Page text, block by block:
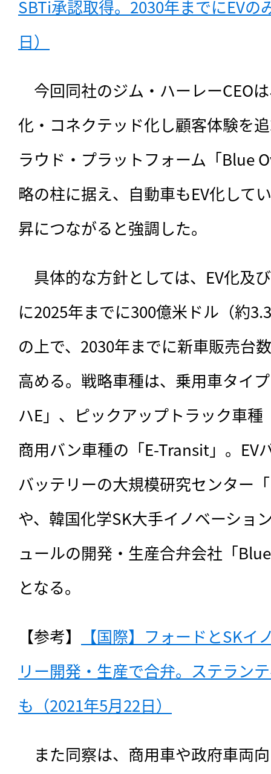
SBTi承認取得。2030年までにEVの
日）
今回同社のジム・ハーレーCEO
化・コネクテッド化し顧客体験を
ラウド・プラットフォーム「Blue
略の柱に据え、自動車もEV化して
昇につながると強調した。
具体的な方針としては、EV化及
に2025年までに300億米ドル（約
の上で、2030年までに新車販売台
高める。戦略車種は、乗用車タイ
ハE」、ピックアップトラック車
商用バン車種の「E-Transit」。EV
バッテリーの大規模研究センター
や、韓国化学SK大手イノベーショ
ュールの開発・生産合弁会社「
となる。
【参考】
【国際】フォードとSKイ
リー開発・生産で合弁。ステラン
も（2021年5月22日）
また同察は、商用車や政府車両